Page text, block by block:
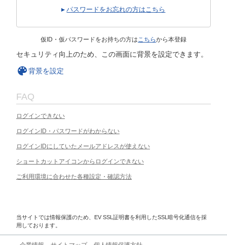
パスワードをお忘れの方はこちら
仮ID・仮パスワードをお持ちの方はこちらから本登録
セキュリティ向上のため、この画面に背景を設定できます。
背景を設定
FAQ
ログインできない
ログインID・パスワードがわからない
ログインIDにしていたメールアドレスが使えない
ショートカットアイコンからログインできない
ご利用環境に合わせた各種設定・確認方法
当サイトでは情報保護のため、EV SSL証明書を利用したSSL暗号化通信を採
用しております。